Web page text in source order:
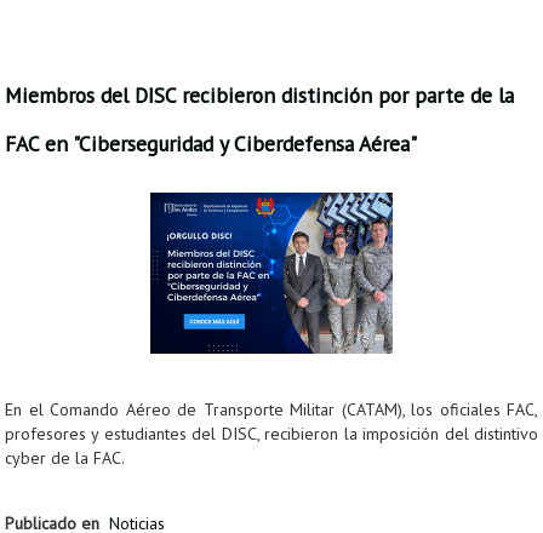
Miembros del DISC recibieron distinción por parte de la
FAC en "Ciberseguridad y Ciberdefensa Aérea"
En el Comando Aéreo de Transporte Militar (CATAM), los oficiales FAC,
profesores y estudiantes del DISC, recibieron la imposición del distintivo
cyber de la FAC.
Publicado en Noticias